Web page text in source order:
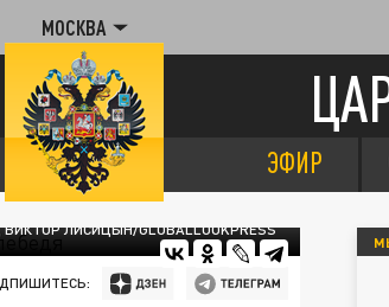
МОСКВА
ЭФИР
ВИКТОР ЛИСИЦЫН/GLOBALLOOKPRESS